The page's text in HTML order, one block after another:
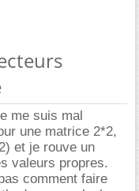
me suis mal
une matrice 2*2,
et je rouve un
valeurs propres.
comment faire